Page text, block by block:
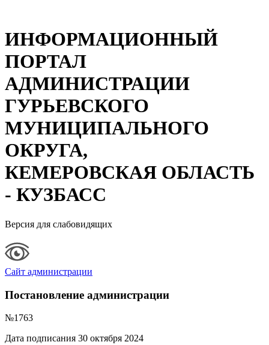
ИНФОРМАЦИОННЫЙ
ПОРТАЛ
АДМИНИСТРАЦИИ
ГУРЬЕВСКОГО
МУНИЦИПАЛЬНОГО
ОКРУГА,
КЕМЕРОВСКАЯ ОБЛАСТЬ
- КУЗБАСС
Версия для слабовидящих
Сайт администрации
Постановление администрации
№1763
Дата подписания 30 октября 2024